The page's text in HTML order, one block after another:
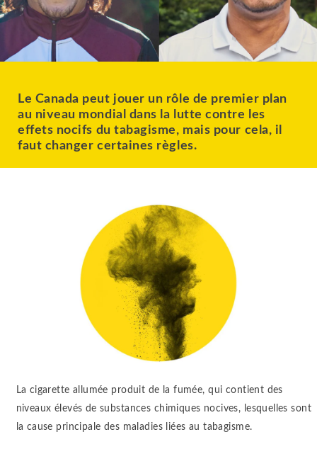
Le Canada peut jouer un rôle de premier plan
au niveau mondial dans la lutte contre les
effets nocifs du tabagisme, mais pour cela, il
faut changer certaines règles.
La cigarette allumée produit de la fumée, qui contient des
niveaux élevés de substances chimiques nocives, lesquelles sont
la cause principale des maladies liées au tabagisme.